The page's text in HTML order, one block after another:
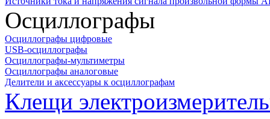
Осциллографы
Осциллографы цифровые
USB-осциллографы
Осциллографы-мультиметры
Осциллографы аналоговые
Делители и аксессуары к осциллографам
Клещи